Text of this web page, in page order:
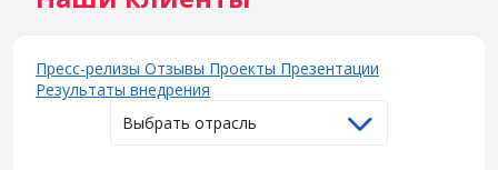
Пресс-релизы Отзывы Проекты Презентации
Результаты внедрения
Выбрать отрасль